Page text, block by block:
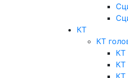
КТ
КТ
КТ
КТ
КТ